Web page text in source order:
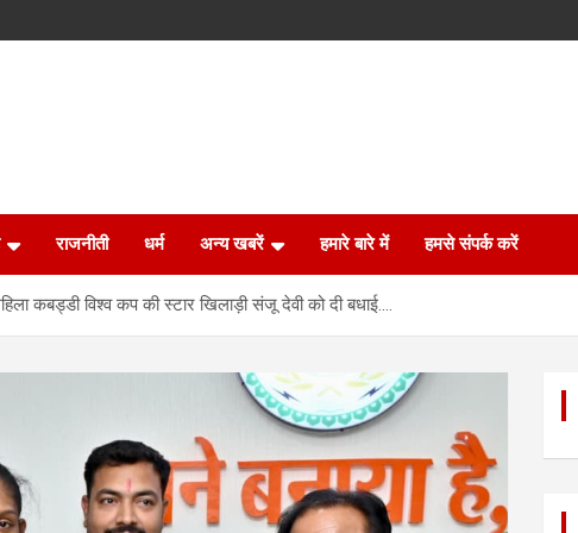
राजनीती धर्म अन्य खबरें हमारे बारे में हमसे संपर्क करें
कबड्डी विश्व कप की स्टार खिलाड़ी संजू देवी को दी बधाई….